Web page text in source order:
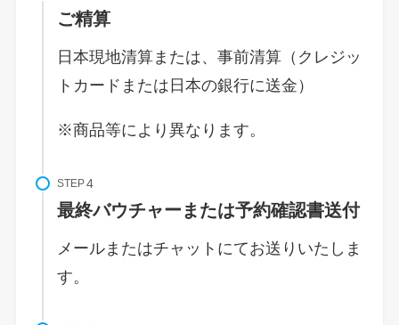
ご精算
日本現地清算または、事前清算（クレジッ
トカードまたは日本の銀行に送金）
※商品等により異なります。
STEP
最終バウチャーまたは予約確認書送付
メールまたはチャットにてお送りいたしま
す。